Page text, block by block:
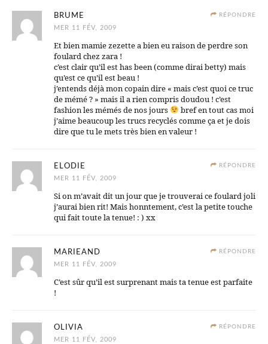
RÉPONDRE
BRUME
MER 11 FÉV, 2009
Et bien mamie zezette a bien eu raison de perdre son
foulard chez zara !
c’est clair qu’il est has been (comme dirai betty) mais
qu’est ce qu’il est beau !
j’entends déjà mon copain dire « mais c’est quoi ce truc
de mémé ? » mais il a rien compris doudou ! c’est
fashion les mémés de nos jours
bref en tout cas moi
j’aime beaucoup les trucs recyclés comme ça et je dois
dire que tu le mets très bien en valeur !
RÉPONDRE
ELODIE
MER 11 FÉV, 2009
Si on m’avait dit un jour que je trouverai ce foulard joli
j’aurai bien rit! Mais honntement, c’est la petite touche
qui fait toute la tenue! : ) xx
RÉPONDRE
MARIEAND
MER 11 FÉV, 2009
C’est sûr qu’il est surprenant mais ta tenue est parfaite
!
RÉPONDRE
OLIVIA
MER 11 FÉV, 2009